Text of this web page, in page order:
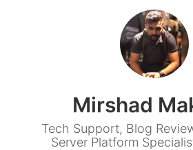
Mirshad
Tech Support, Blog
Server Platform